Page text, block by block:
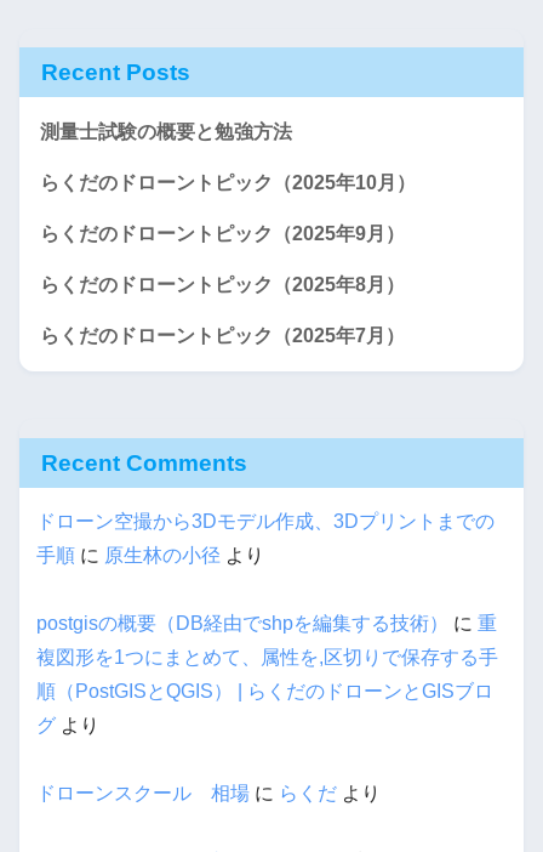
Recent Posts
測量士試験の概要と勉強方法
らくだのドローントピック（2025年10月）
らくだのドローントピック（2025年9月）
らくだのドローントピック（2025年8月）
らくだのドローントピック（2025年7月）
Recent Comments
ドローン空撮から3Dモデル作成、3Dプリントまでの
手順 に 原生林の小径 より
postgisの概要（DB経由でshpを編集する技術） に 重
複図形を1つにまとめて、属性を,区切りで保存する手
順（PostGISとQGIS） | らくだのドローンとGISブロ
グ より
ドローンスクール 相場 に らくだ より